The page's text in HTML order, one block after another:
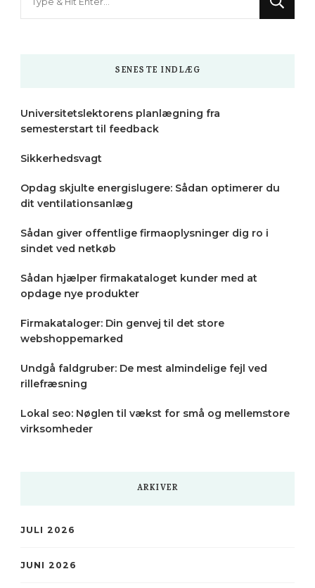
SENESTE INDLÆG
Universitetslektorens planlægning fra
semesterstart til feedback
Sikkerhedsvagt
Opdag skjulte energislugere: Sådan optimerer du
dit ventilationsanlæg
Sådan giver offentlige firmaoplysninger dig ro i
sindet ved netkøb
Sådan hjælper firmakataloget kunder med at
opdage nye produkter
Firmakataloger: Din genvej til det store
webshoppemarked
Undgå faldgruber: De mest almindelige fejl ved
rillefræsning
Lokal seo: Nøglen til vækst for små og mellemstore
virksomheder
ARKIVER
JULI 2026
JUNI 2026